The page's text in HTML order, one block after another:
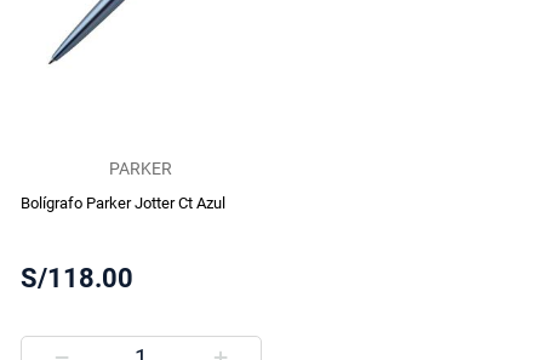
PARKER
Bolígrafo Parker Jotter Ct Azul
S/118.00